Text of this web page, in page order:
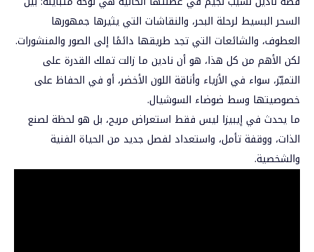
السحر البسيط لرحلة البحر، والنقاشات التي يثيرها جمهورها
العطوف، والشائعات التي تجد طريقها دائمًا إلى الصور والمنشورات.
لكن الأهم من كل هذا، هو أن نادين ما زالت تملك القدرة على
التميّز، سواء في الأزياء وأناقة اللون الأخضر، أو في الحفاظ على
خصوصيتها وسط ضوضاء السوشيال.
ما يحدث في إيبيزا ليس فقط استعراض مريح، بل هو لحظة لصنع
الذات، ووقفة تأمل، واستعداد لفصل جديد من الحياة الفنية
والشخصية.